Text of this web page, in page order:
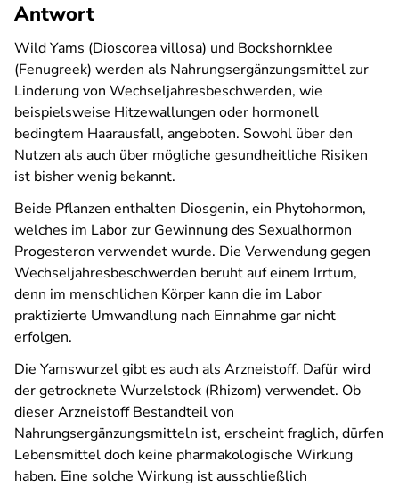
Antwort
Wild Yams (Dioscorea villosa) und Bockshornklee
(Fenugreek) werden als Nahrungsergänzungsmittel zur
Linderung von Wechseljahresbeschwerden, wie
beispielsweise Hitzewallungen oder hormonell
bedingtem Haarausfall, angeboten. Sowohl über den
Nutzen als auch über mögliche gesundheitliche Risiken
ist bisher wenig bekannt.
Beide Pflanzen enthalten Diosgenin, ein Phytohormon,
welches im Labor zur Gewinnung des Sexualhormon
Progesteron verwendet wurde. Die Verwendung gegen
Wechseljahresbeschwerden beruht auf einem Irrtum,
denn im menschlichen Körper kann die im Labor
praktizierte Umwandlung nach Einnahme gar nicht
erfolgen.
Die Yamswurzel gibt es auch als Arzneistoff. Dafür wird
der getrocknete Wurzelstock (Rhizom) verwendet. Ob
dieser Arzneistoff Bestandteil von
Nahrungsergänzungsmitteln ist, erscheint fraglich, dürfen
Lebensmittel doch keine pharmakologische Wirkung
haben. Eine solche Wirkung ist ausschließlich